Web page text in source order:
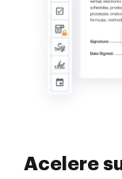
Acelere